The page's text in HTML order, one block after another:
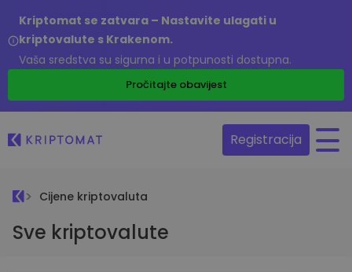
Kriptomat se zatvara – Nastavite ulagati u
kriptovalute s Krakenom.
Vaša sredstva su sigurna i u potpunosti dostupna.
Pročitajte obavijest
Registracija
Cijene kriptovaluta
Sve kriptovalute